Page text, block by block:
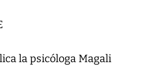
la psicóloga Magali